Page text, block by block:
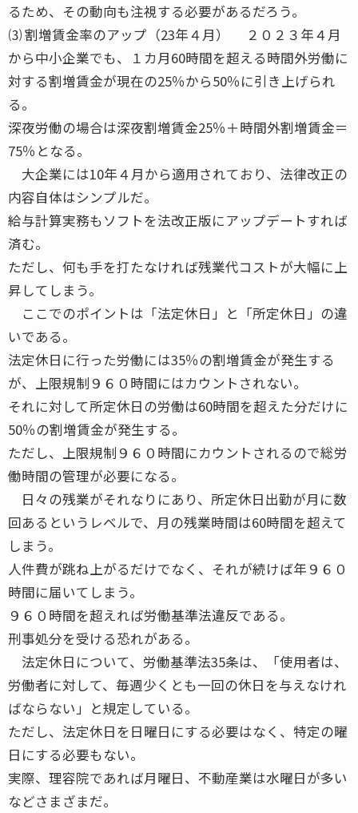
るため、その動向も注視する必要があるだろう。
⑶ 割増賃金率のアップ（23年４月） ２０２３年４月
から中小企業でも、１カ月60時間を超える時間外労働に
対する割増賃金が現在の25％から50％に引き上げられ
る。
深夜労働の場合は深夜割増賃金25％＋時間外割増賃金＝
75％となる。
大企業には10年４月から適用されており、法律改正の
内容自体はシンプルだ。
給与計算実務もソフトを法改正版にアップデートすれば
済む。
ただし、何も手を打たなければ残業代コストが大幅に上
昇してしまう。
ここでのポイントは「法定休日」と「所定休日」の違
いである。
法定休日に行った労働には35％の割増賃金が発生する
が、上限規制９６０時間にはカウントされない。
それに対して所定休日の労働は60時間を超えた分だけに
50％の割増賃金が発生する。
ただし、上限規制９６０時間にカウントされるので総労
働時間の管理が必要になる。
日々の残業がそれなりにあり、所定休日出勤が月に数
回あるというレベルで、月の残業時間は60時間を超えて
しまう。
人件費が跳ね上がるだけでなく、それが続けば年９６０
時間に届いてしまう。
９６０時間を超えれば労働基準法違反である。
刑事処分を受ける恐れがある。
法定休日について、労働基準法35条は、「使用者は、
労働者に対して、毎週少くとも一回の休日を与えなけれ
ばならない」と規定している。
ただし、法定休日を日曜日にする必要はなく、特定の曜
日にする必要もない。
実際、理容院であれば月曜日、不動産業は水曜日が多い
などさまざまだ。